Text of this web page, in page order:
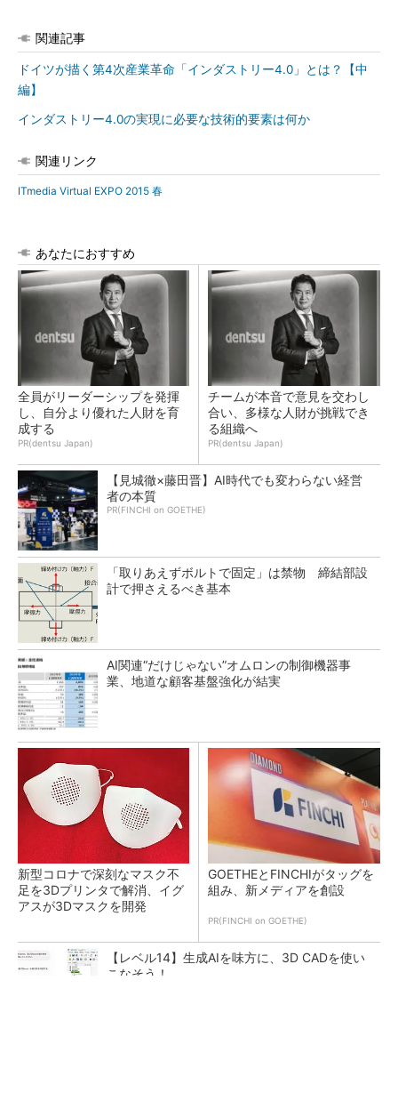
関連記事
ドイツが描く第4次産業革命「インダストリー4.0」とは？【中
編】
インダストリー4.0の実現に必要な技術的要素は何か
関連リンク
ITmedia Virtual EXPO 2015 春
あなたにおすすめ
全員がリーダーシップを発揮
し、自分より優れた人財を育
成する
PR(dentsu Japan)
チームが本音で意見を交わし
合い、多様な人財が挑戦でき
る組織へ
PR(dentsu Japan)
【見城徹×藤田晋】AI時代でも変わらない経営
者の本質
PR(FINCHI on GOETHE)
「取りあえずボルトで固定」は禁物 締結部設
計で押さえるべき基本
AI関連“だけじゃない”オムロンの制御機器事
業、地道な顧客基盤強化が結実
新型コロナで深刻なマスク不
足を3Dプリンタで解消、イグ
アスが3Dマスクを開発
GOETHEとFINCHIがタッグを
組み、新メディアを創設
PR(FINCHI on GOETHE)
【レベル14】生成AIを味方に、3D CADを使い
こなそう！